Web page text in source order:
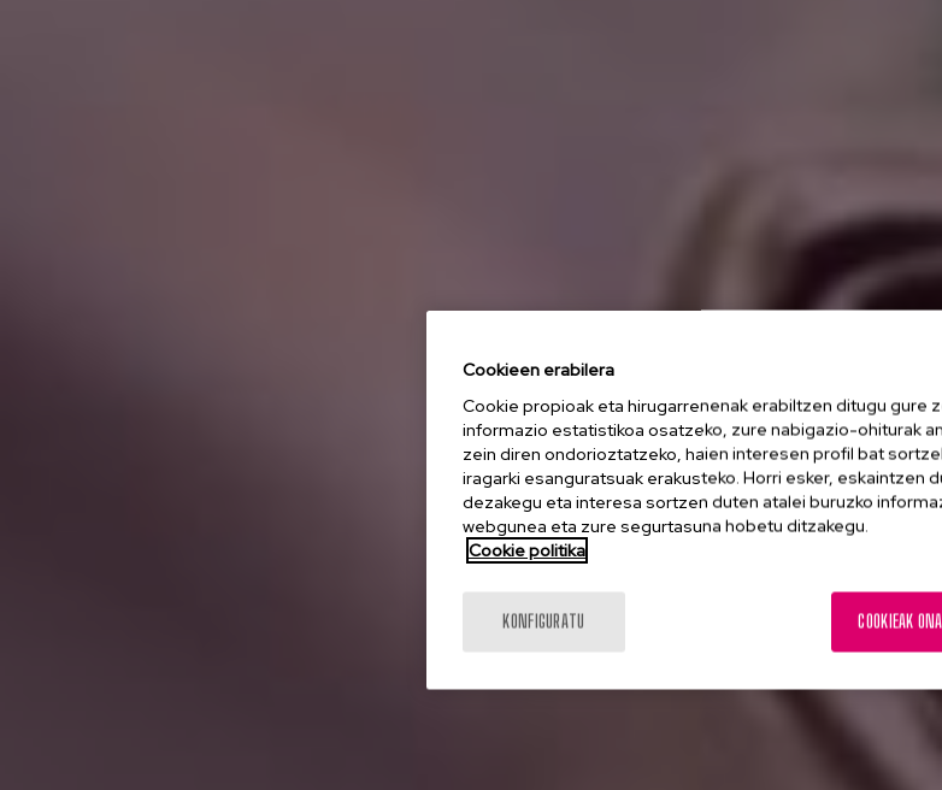
Cookieen erabilera
Cookie propioak eta hirugarrenenak erabiltzen ditugu gure
informazio estatistikoa osatzeko, zure nabigazio-ohiturak
zein diren ondorioztatzeko, haien interesen profil bat
iragarki esanguratsuak erakusteko. Horri esker, eskaintzen
dezakegu eta interesa sortzen duten atalei buruzko
webgunea eta zure segurtasuna hobetu ditzakegu.
Cookie politika
KONFIGURATU COOKIEAK